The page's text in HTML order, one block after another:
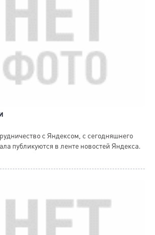
с Яндексом, с сегодняшнего
публикуются в ленте новостей Яндекса.